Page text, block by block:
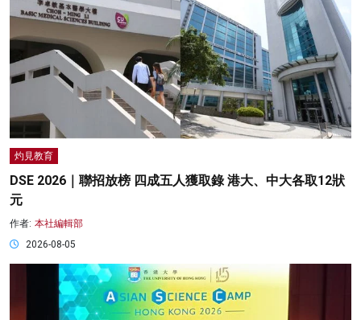
灼見教育
DSE 2026｜聯招放榜 四成五人獲取錄 港大、中大各取12狀
元
作者: 本社編輯部
2026-08-05